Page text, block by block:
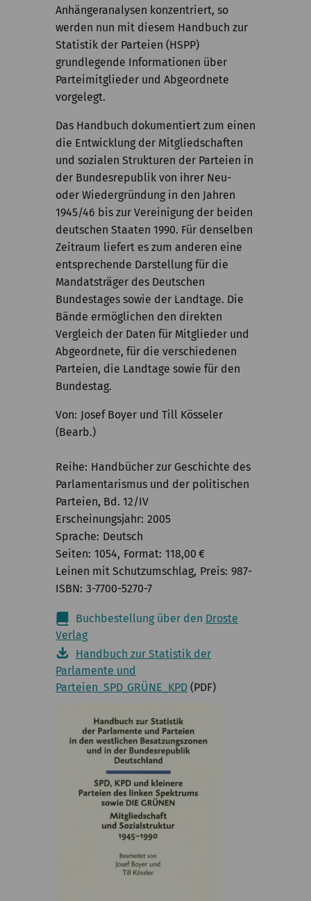
Anhängeranalysen konzentriert, so
werden nun mit diesem Handbuch zur
Statistik der Parteien (HSPP)
grundlegende Informationen über
Parteimitglieder und Abgeordnete
vorgelegt.
Das Handbuch dokumentiert zum einen
die Entwicklung der Mitgliedschaften
und sozialen Strukturen der Parteien in
der Bundesrepublik von ihrer Neu-
oder Wiedergründung in den Jahren
1945/46 bis zur Vereinigung der beiden
deutschen Staaten 1990. Für denselben
Zeitraum liefert es zum anderen eine
entsprechende Darstellung für die
Mandatsträger des Deutschen
Bundestages sowie der Landtage. Die
Bände ermöglichen den direkten
Vergleich der Daten für Mitglieder und
Abgeordnete, für die verschiedenen
Parteien, die Landtage sowie für den
Bundestag.
Von Josef Boyer und Till Kösseler
(Bearb.)
Reihe Handbücher zur Geschichte des
Parlamentarismus und der politischen
Parteien, Bd. 12/IV
Erscheinungsjahr 2005
Sprache Deutsch
Seiten 1054 Format
Leinen mit Schutzumschlag Preis
118,00 €
ISBN
987-
3-7700-5270-7
Buchbestellung über den Droste
Verlag
Handbuch zur Statistik der
Parlamente und
Parteien_SPD_GRÜNE_KPD (PDF)